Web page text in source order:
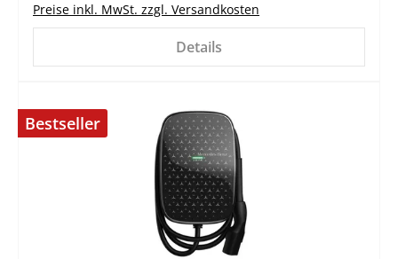
Preise inkl. MwSt. zzgl. Versandkosten
Details
Bestseller